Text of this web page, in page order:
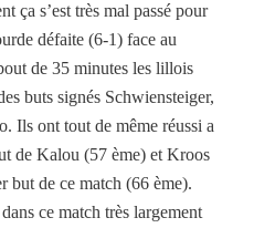
ça s’est très mal passé pour
défaite (6-1) face au
de 35 minutes les lillois
buts signés Schwiensteiger,
Ils ont tout de même réussi a
de Kalou (57 ème) et Kroos
but de ce match (66 ème).
ce match très largement